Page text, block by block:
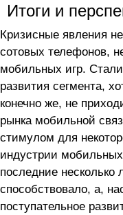
Итоги и
Кризисные явления
сотовых телефонов,
мобильных игр.
развития сегмента,
конечно же, не
рынка мобильной
стимулом для
индустрии
последние несколько
способствовало, а,
поступательное